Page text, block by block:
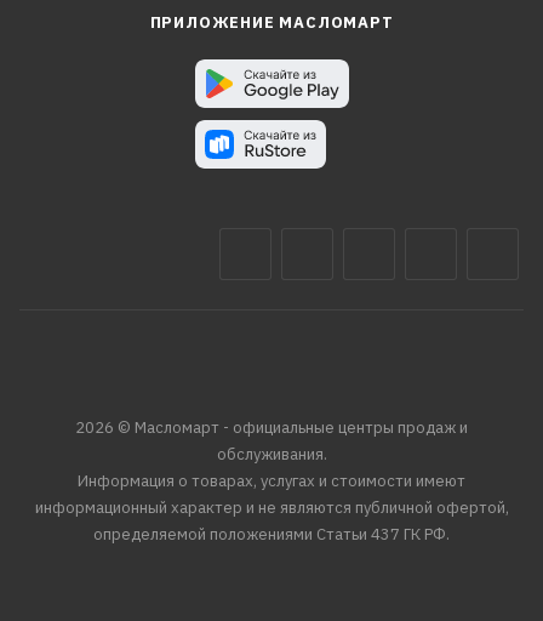
ПРИЛОЖЕНИЕ МАСЛОМАРТ
2026 © Масломарт - официальные центры продаж и
обслуживания.
Информация о товарах, услугах и стоимости имеют
информационный характер и не являются публичной офертой,
определяемой положениями Статьи 437 ГК РФ.